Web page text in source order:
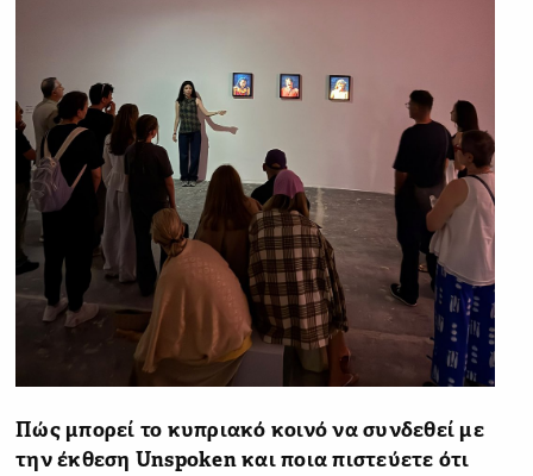
Πώς μπορεί το κυπριακό κοινό να συνδεθεί με
την έκθεση Unspoken και ποια πιστεύετε ότι